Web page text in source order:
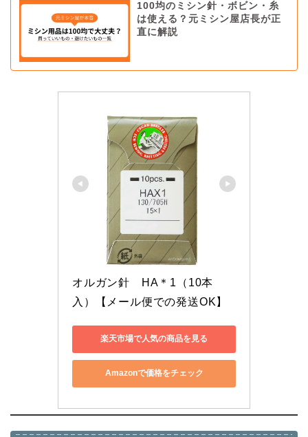
100均のミシン針・ボビン・糸
は使える？元ミシン屋店長が正
直に解説
オルガン針　HA＊1（10本
入）【メール便での発送OK】
楽天市場で人気の商品を見る
Amazonで価格をチェック